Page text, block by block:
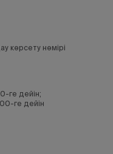
көрсету нөмірі
ге дейін;
ге дейін